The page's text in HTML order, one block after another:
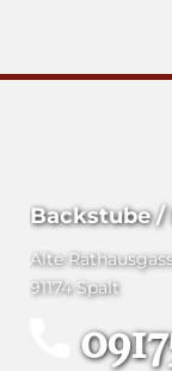
Backstube /
Alte
91174 Spalt